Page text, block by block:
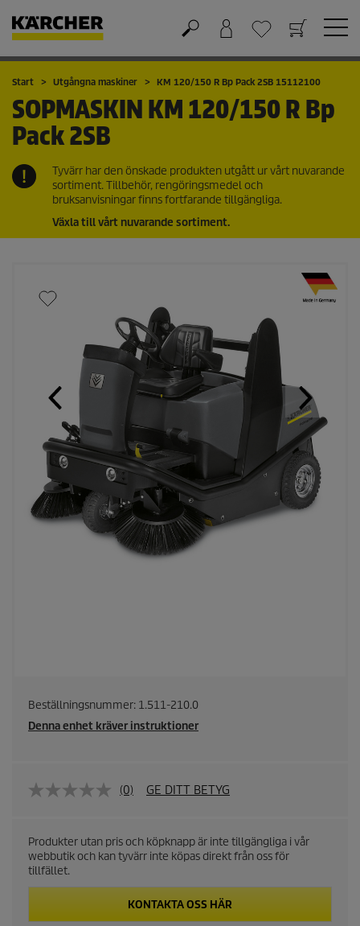
Varukorg
Önskelista
Start Utgångna maskiner KM 120/150 R Bp Pack 2SB 15112100
SOPMASKIN KM 120/150 R Bp
Pack 2SB
Tyvärr har den önskade produkten utgått ur vårt nuvarande
sortiment. Tillbehör, rengöringsmedel och
bruksanvisningar finns fortfarande tillgängliga.
Växla till vårt nuvarande sortiment.
Beställningsnummer: 1.511-210.0
Denna enhet kräver instruktioner
(0) GE DITT BETYG
Produkter utan pris och köpknapp är inte tillgängliga i vår
webbutik och kan tyvärr inte köpas direkt från oss för
tillfället.
KONTAKTA OSS HÄR